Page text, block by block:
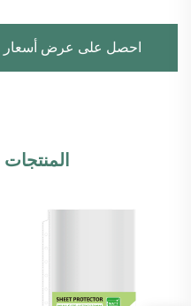
احصل على عرض أسعار